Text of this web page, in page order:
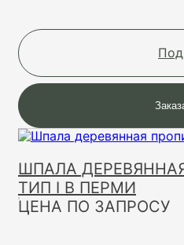
ШПАЛА
ТИП I В ПЕРМИ
ЦЕНА ПО ЗАПРОСУ